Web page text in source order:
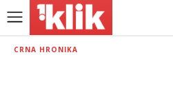
CRNA HRONIKA